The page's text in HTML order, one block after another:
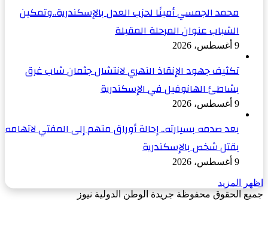
محمد الجمسي أمينًا لحزب العدل بالإسكندرية..وتمكين
الشباب عنوان المرحلة المقبلة
9 أغسطس، 2026
تكثيف جهود الإنقاذ النهري لانتشال جثمان شاب غرق
بشاطئ الهانوفيل في الإسكندرية
9 أغسطس، 2026
بعد صدمه بسيارته.. إحالة أوراق متهم إلى المفتي لاتهامه
بقتل شخص بالإسكندرية
9 أغسطس، 2026
اظهر المزيد
جميع الحقوق محفوظة جريدة الوطن الدولية نيوز